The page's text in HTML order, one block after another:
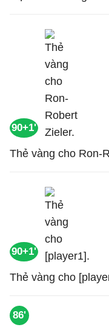
90+1'
Thẻ vàng cho Ron-
90+1'
Thẻ vàng cho
86'